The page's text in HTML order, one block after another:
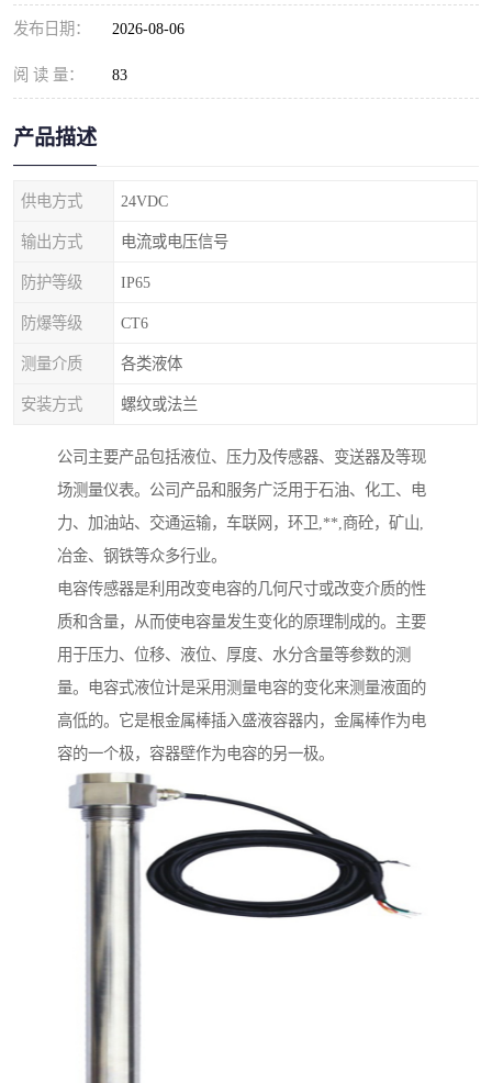
发布日期： 2026-08-06
阅 读 量： 83
产品描述
供电方式 24VDC
输出方式 电流或电压信号
防护等级 IP65
防爆等级 CT6
测量介质 各类液体
安装方式 螺纹或法兰
公司主要产品包括液位、压力及传感器、变送器及等现
场测量仪表。公司产品和服务广泛用于石油、化工、电
力、加油站、交通运输，车联网，环卫,**,商砼，矿山,
冶金、钢铁等众多行业。
电容传感器是利用改变电容的几何尺寸或改变介质的性
质和含量，从而使电容量发生变化的原理制成的。主要
用于压力、位移、液位、厚度、水分含量等参数的测
量。电容式液位计是采用测量电容的变化来测量液面的
高低的。它是根金属棒插入盛液容器内，金属棒作为电
容的一个极，容器壁作为电容的另一极。